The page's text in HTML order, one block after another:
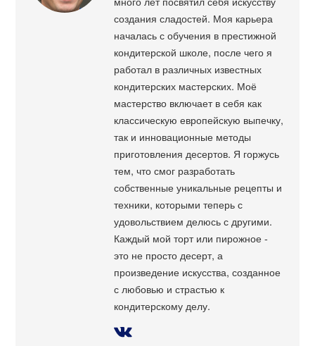
создания сладостей. Моя карьера
началась с обучения в престижной
кондитерской школе, после чего я
работал в различных известных
кондитерских мастерских. Моё
мастерство включает в себя как
классическую европейскую выпечку,
так и инновационные методы
приготовления десертов. Я горжусь
тем, что смог разработать
собственные уникальные рецепты и
техники, которыми теперь с
удовольствием делюсь с другими.
Каждый мой торт или пирожное -
это не просто десерт, а
произведение искусства, созданное
с любовью и страстью к
кондитерскому делу.